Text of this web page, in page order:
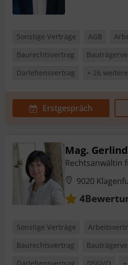
Sonstige Verträge AGB
Baurechtsvertrag
Darlehensvertrag
+ 26 weitere
Erstgespräch
Mag.
Rechtsanwältin
9020
4
Sonstige Verträge
Baurechtsvertrag